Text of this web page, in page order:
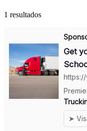
1 resultados